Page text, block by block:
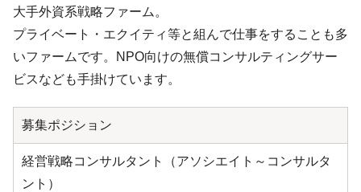
大手外資系戦略ファーム。
プライベート・エクイティ等と組んで仕事をすることも多
いファームです。NPO向けの無償コンサルティングサー
ビスなども手掛けています。
募集ポジション
経営戦略コンサルタント（アソシエイト～コンサルタ
ント）